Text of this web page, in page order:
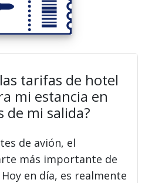
tarifas de hotel
mi estancia en
de mi salida?
de avión, el
más importante de
en día, es realmente